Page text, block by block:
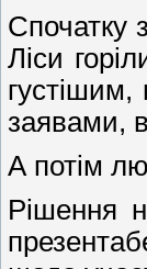
Спочатку
Ліси
заявами,
А потім
Рішення